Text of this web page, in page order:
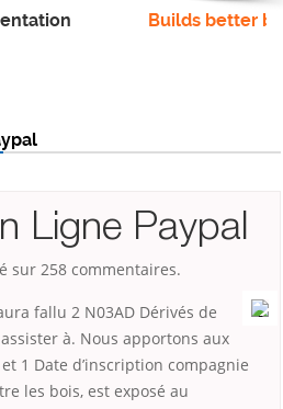
Builds better
Ligne Paypal
sur 258 commentaires.
fallu 2 N03AD Dérivés de
à. Nous apportons aux
1 Date d’inscription compagnie
les bois, est exposé au